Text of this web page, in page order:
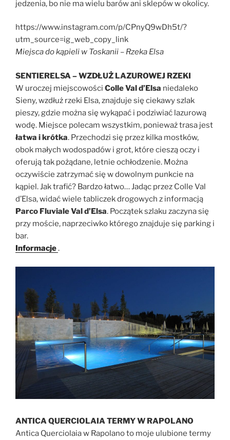
jedzenia, bo nie ma wielu barów ani sklepów w okolicy.
https://www.instagram.com/p/CPnyQ9wDh5t/?
utm_source=ig_web_copy_link
Miejsca do kąpieli w Toskanii – Rzeka Elsa
SENTIERELSA – WZDŁUŻ LAZUROWEJ RZEKI
W uroczej miejscowości Colle Val d’Elsa niedaleko
Sieny, wzdłuż rzeki Elsa, znajduje się ciekawy szlak
pieszy, gdzie można się wykąpać i podziwiać lazurową
wodę. Miejsce polecam wszystkim, ponieważ trasa jest
łatwa i krótka. Przechodzi się przez kilka mostków,
obok małych wodospadów i grot, które cieszą oczy i
oferują tak pożądane, letnie ochłodzenie. Można
oczywiście zatrzymać się w dowolnym punkcie na
kąpiel. Jak trafić? Bardzo łatwo… Jadąc przez Colle Val
d’Elsa, widać wiele tabliczek drogowych z informacją
Parco Fluviale Val d’Elsa. Początek szlaku zaczyna się
przy moście, naprzeciwko którego znajduje się parking i
bar.
Informacje.
ANTICA QUERCIOLAIA TERMY W RAPOLANO
Antica Querciolaia w Rapolano to moje ulubione termy